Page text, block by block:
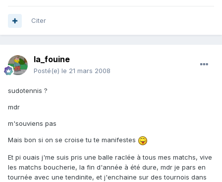
Citer
la_fouine
Posté(e) le 21 mars 2008
sudotennis ?
mdr
m'souviens pas
Mais bon si on se croise tu te manifestes
Et pi ouais j'me suis pris une balle raclée à tous mes matchs, vive
les matchs boucherie, la fin d'année à été dure, mdr je pars en
tournée avec une tendinite, et j'enchaine sur des tournois dans